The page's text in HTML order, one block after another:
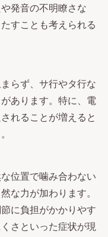
発音の不明瞭さな
すことも考えられる
らず、サ行やタ行な
あります。特に、電
れることが増えると
位置で噛み合わない
な力が加わります。
に負担がかかりやす
さといった症状が現